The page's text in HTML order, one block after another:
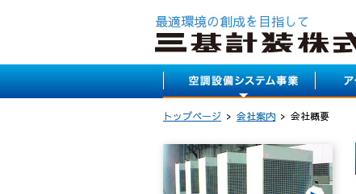
最適環境の創成を目指して
トップページ 会社案内 会社概要